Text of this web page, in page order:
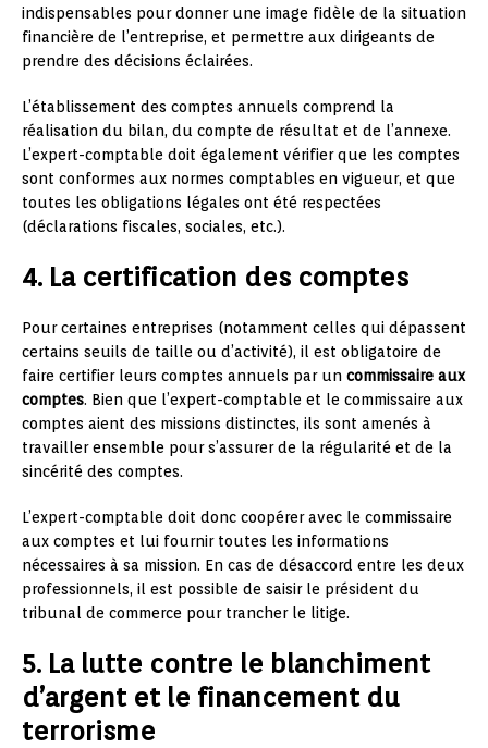
indispensables pour donner une image fidèle de la situation
financière de l’entreprise, et permettre aux dirigeants de
prendre des décisions éclairées.
L’établissement des comptes annuels comprend la
réalisation du bilan, du compte de résultat et de l’annexe.
L’expert-comptable doit également vérifier que les comptes
sont conformes aux normes comptables en vigueur, et que
toutes les obligations légales ont été respectées
(déclarations fiscales, sociales, etc.).
4. La certification des comptes
Pour certaines entreprises (notamment celles qui dépassent
certains seuils de taille ou d’activité), il est obligatoire de
faire certifier leurs comptes annuels par un commissaire aux
comptes. Bien que l’expert-comptable et le commissaire aux
comptes aient des missions distinctes, ils sont amenés à
travailler ensemble pour s’assurer de la régularité et de la
sincérité des comptes.
L’expert-comptable doit donc coopérer avec le commissaire
aux comptes et lui fournir toutes les informations
nécessaires à sa mission. En cas de désaccord entre les deux
professionnels, il est possible de saisir le président du
tribunal de commerce pour trancher le litige.
5. La lutte contre le blanchiment
d’argent et le financement du
terrorisme